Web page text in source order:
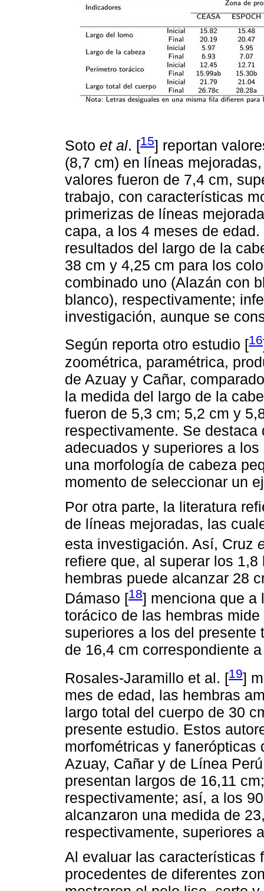
Soto et al. [15] reportan
(8,7 cm) en líneas
valores fueron de 7,4 cm,
trabajo, con características
primerizas de líneas
capa, a los 4 meses de
resultados del largo de la
38 cm y 4,25 cm para los
combinado uno (Alazán con
blanco), respectivamente;
investigación, aunque se
Según reporta otro estudio [16
zoométrica, paramétrica,
de Azuay y Cañar,
la medida del largo de la
fueron de 5,3 cm; 5,2 cm y
respectivamente. Se
adecuados y superiores a
una morfología de cabeza
momento de seleccionar un
Por otra parte, la literatura
de líneas mejoradas, las
esta investigación. Así, Cruz
refiere que, al superar los
hembras puede alcanzar 28
Dámaso [18] menciona que a
torácico de las hembras
superiores a los del
de 16,4 cm correspondiente
Rosales-Jaramillo et al. [19]
mes de edad, las hembras
largo total del cuerpo de 30
presente estudio. Estos
morfométricas y
Azuay, Cañar y de Línea
presentan largos de 16,11
respectivamente; así, a los
alcanzaron una medida de
respectivamente, superiores
Al evaluar las características
procedentes de diferentes